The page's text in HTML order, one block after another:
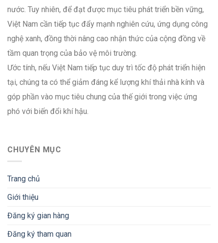
nước. Tuy nhiên, để đạt được mục tiêu phát triển bền vững,
Việt Nam cần tiếp tục đẩy mạnh nghiên cứu, ứng dụng công
nghệ xanh, đồng thời nâng cao nhận thức của cộng đồng về
tầm quan trọng của bảo vệ môi trường.
Ước tính, nếu Việt Nam tiếp tục duy trì tốc độ phát triển hiện
tại, chúng ta có thể giảm đáng kể lượng khí thải nhà kính và
góp phần vào mục tiêu chung của thế giới trong việc ứng
phó với biến đổi khí hậu.
CHUYÊN MỤC
Trang chủ
Giới thiệu
Đăng ký gian hàng
Đăng ký tham quan